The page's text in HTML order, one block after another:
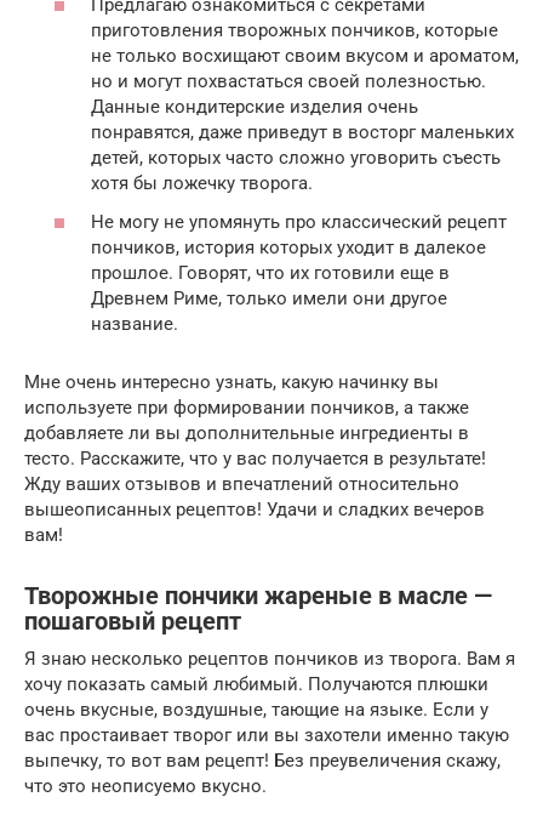
Предлагаю ознакомиться с секретами
приготовления творожных пончиков, которые
не только восхищают своим вкусом и ароматом,
но и могут похвастаться своей полезностью.
Данные кондитерские изделия очень
понравятся, даже приведут в восторг маленьких
детей, которых часто сложно уговорить съесть
хотя бы ложечку творога.
Не могу не упомянуть про классический рецепт
пончиков, история которых уходит в далекое
прошлое. Говорят, что их готовили еще в
Древнем Риме, только имели они другое
название.
Мне очень интересно узнать, какую начинку вы
используете при формировании пончиков, а также
добавляете ли вы дополнительные ингредиенты в
тесто. Расскажите, что у вас получается в результате!
Жду ваших отзывов и впечатлений относительно
вышеописанных рецептов! Удачи и сладких вечеров
вам!
Творожные пончики жареные в масле —
пошаговый рецепт
Я знаю несколько рецептов пончиков из творога. Вам я
хочу показать самый любимый. Получаются плюшки
очень вкусные, воздушные, тающие на языке. Если у
вас простаивает творог или вы захотели именно такую
выпечку, то вот вам рецепт! Без преувеличения скажу,
что это неописуемо вкусно.